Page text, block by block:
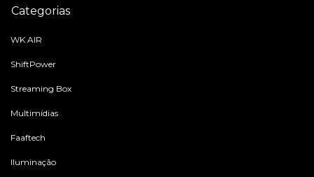
Categorias
WK AIR
ShiftPower
Streaming Box
Multimídias
Faaftech
Iluminação